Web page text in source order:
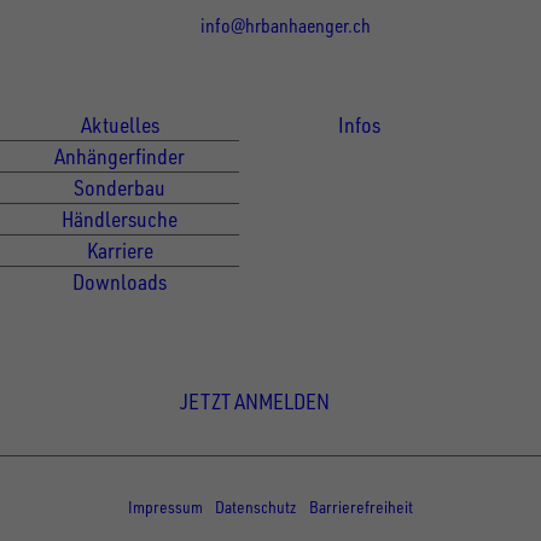
info@hrbanhaenger.ch
Aktuelles
Anhängerfinder
Sonderbau
Händlersuche
Karriere
Downloads
Infos
JETZT ANMELDEN
Impressum
Datenschutz Barrierefreiheit